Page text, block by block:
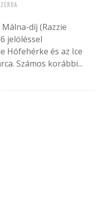
díj (Razzie
jelöléssel
Hófehérke és az Ice
Számos korábbi...